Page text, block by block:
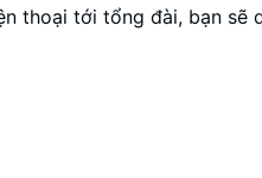
thoại tới tổng đài, bạn